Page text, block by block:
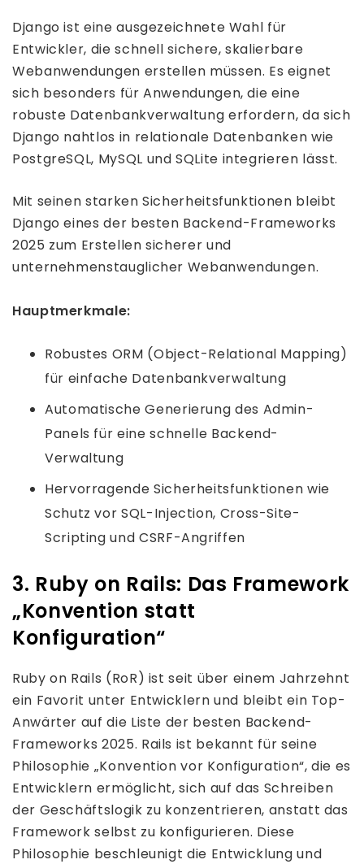
Django ist eine ausgezeichnete Wahl für
Entwickler, die schnell sichere, skalierbare
Webanwendungen erstellen müssen. Es eignet
sich besonders für Anwendungen, die eine
robuste Datenbankverwaltung erfordern, da sich
Django nahtlos in relationale Datenbanken wie
PostgreSQL, MySQL und SQLite integrieren lässt.
Mit seinen starken Sicherheitsfunktionen bleibt
Django eines der besten Backend-Frameworks
2025 zum Erstellen sicherer und
unternehmenstauglicher Webanwendungen.
Hauptmerkmale:
Robustes ORM (Object-Relational Mapping)
für einfache Datenbankverwaltung
Automatische Generierung des Admin-
Panels für eine schnelle Backend-
Verwaltung
Hervorragende Sicherheitsfunktionen wie
Schutz vor SQL-Injection, Cross-Site-
Scripting und CSRF-Angriffen
3. Ruby on Rails: Das Framework
„Konvention statt
Konfiguration“
Ruby on Rails (RoR) ist seit über einem Jahrzehnt
ein Favorit unter Entwicklern und bleibt ein Top-
Anwärter auf die Liste der besten Backend-
Frameworks 2025. Rails ist bekannt für seine
Philosophie „Konvention vor Konfiguration“, die es
Entwicklern ermöglicht, sich auf das Schreiben
der Geschäftslogik zu konzentrieren, anstatt das
Framework selbst zu konfigurieren. Diese
Philosophie beschleunigt die Entwicklung und